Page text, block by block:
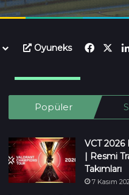
Oyuneks
Popüler
VCT 2026
| Resmi
Takımları
7 Kasım